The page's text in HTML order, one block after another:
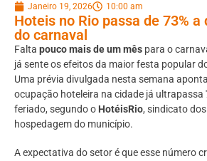
Janeiro 19, 2026 10:00 am
Hoteis no Rio passa de 73% a
do carnaval
Falta pouco mais de um mês para o
já sente os efeitos da maior festa popular
Uma prévia divulgada nesta semana
ocupação hoteleira na cidade já ultrapassa
feriado, segundo o HotéisRio, sindicato
hospedagem do município.
A expectativa do setor é que esse número